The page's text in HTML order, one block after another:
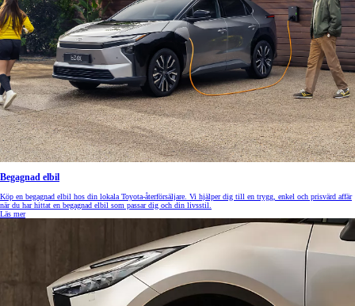
Begagnad elbil
Köp en begagnad elbil hos din lokala Toyota-återförsäljare. Vi hjälper dig till en trygg, enkel och prisvärd affär
när du har hittat en begagnad elbil som passar dig och din livsstil.
Läs mer